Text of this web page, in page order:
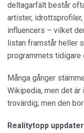
deltagarfält består
artister,
influencers – vilket
listan framstår heller
programmets tidigare
Många gånger
Wikipedia, men det
trovärdig, men den
Realitytopp